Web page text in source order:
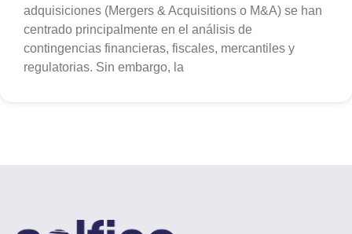
adquisiciones (Mergers & Acquisitions o M&A) se han
centrado principalmente en el análisis de
contingencias financieras, fiscales, mercantiles y
regulatorias. Sin embargo, la